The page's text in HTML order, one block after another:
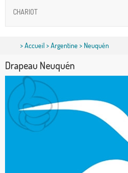
CHARIOT
>Accueil>Argentine > Neuquén
Drapeau Neuquén